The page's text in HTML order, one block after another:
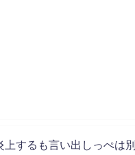
するも言い出しっぺは